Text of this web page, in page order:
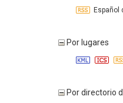
Español
Por lugares
Por directorio